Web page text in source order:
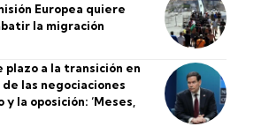
Europea quiere
la migración
plazo a la transición en
las negociaciones
la oposición: ‘Meses,